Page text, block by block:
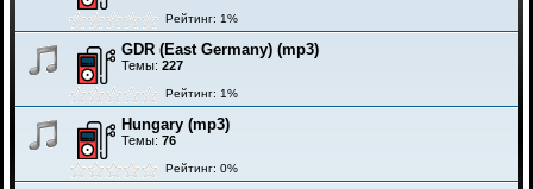
Рейтинг: 1%
GDR (East Germany) (mp3)
Темы: 227
Рейтинг: 1%
Hungary (mp3)
Темы: 76
Рейтинг: 0%